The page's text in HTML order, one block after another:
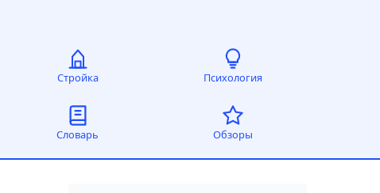
Стройка Психология
Словарь Обзоры